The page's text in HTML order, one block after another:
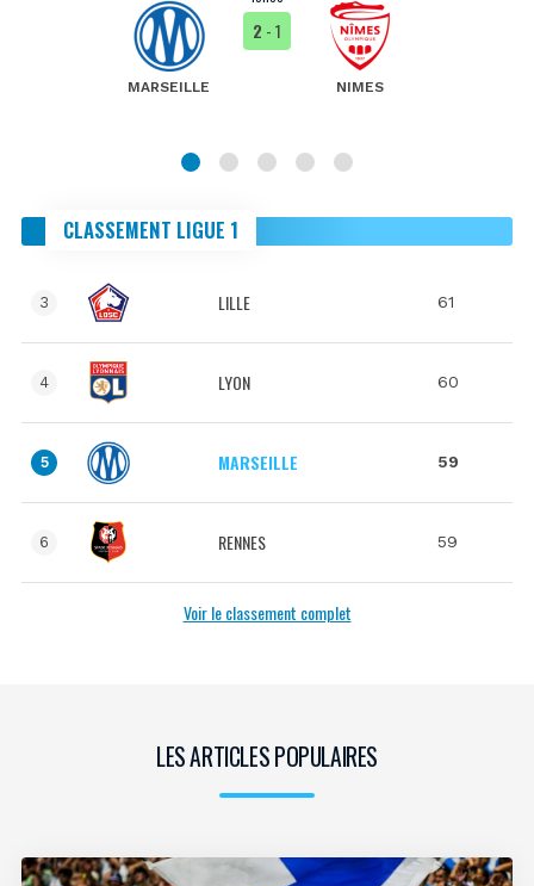
MARSEILLE
2 - 1
NIMES
CLASSEMENT LIGUE 1
3 LILLE 61
4 LYON 60
5 MARSEILLE 59
6 RENNES 59
Voir le classement complet
LES ARTICLES POPULAIRES